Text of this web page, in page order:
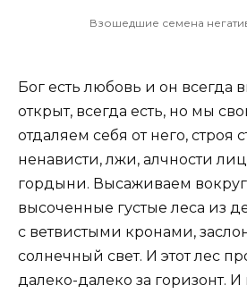
Взошедшие семена
Бог есть любовь и он всегда
открыт, всегда есть, но мы
отдаляем себя от него, строя
ненависти, лжи, алчности
гордыни. Высаживаем вокруг
высоченные густые леса из
с ветвистыми кронами,
солнечный свет. И этот лес
далеко-далеко за горизонт. И